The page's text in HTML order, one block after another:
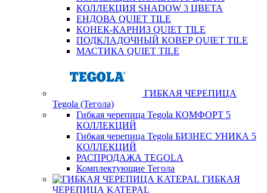
КОЛЛЕКЦИЯ SHADOW 3 ЦВЕТА
ЕНДОВА QUIET TILE
КОНЕК-КАРНИЗ QUIET TILE
ПОДКЛАДОЧНЫЙ КОВЕР QUIET TILE
МАСТИКА QUIET TILE
ГИБКАЯ ЧЕРЕПИЦА
Tegola (Тегола)
Гибкая черепица Tegola КОМФОРТ 5
КОЛЛЕКЦИЙ
Гибкая черепица Tegola БИЗНЕС УНИКА 5
КОЛЛЕКЦИЙ
РАСПРОДАЖА TEGOLA
Комплектующие Тегола
ГИБКАЯ
ЧЕРЕПИЦА KATEPAL